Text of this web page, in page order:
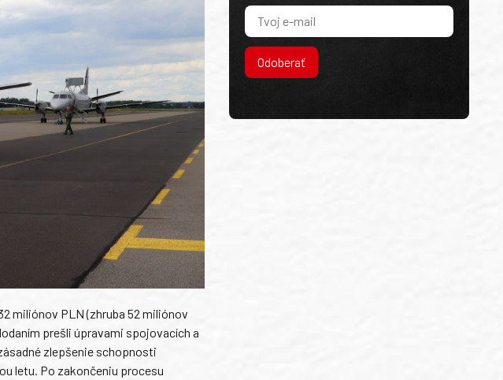
miliónov PLN (zhruba 52 miliónov
prešli úpravami spojovacích a
zlepšenie schopnosti
letu. Po zakončeniu procesu
Odoberať